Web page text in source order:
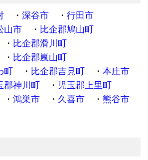
深谷市
行田市
山市
比企郡鳩山町
比企郡滑川町
比企郡嵐山町
比企郡吉見町
本庄市
郡神川町
児玉郡上里町
鴻巣市 久喜市
熊谷市